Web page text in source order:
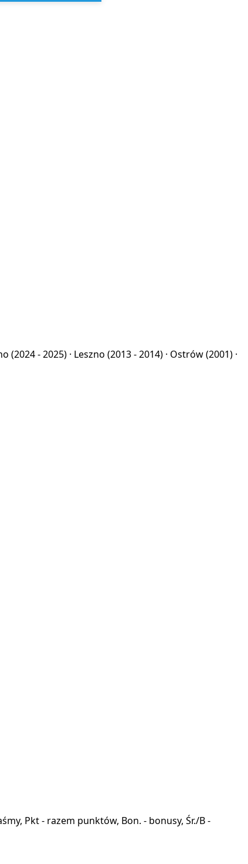
(2024 - 2025) · Leszno (2013 - 2014) · Ostrów(2001) ·
Pkt - razem punktów, Bon. - bonusy, Śr./B -